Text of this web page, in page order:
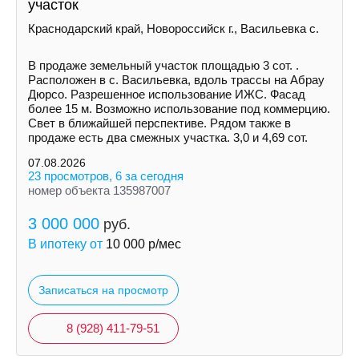
участок
Краснодарский край, Новороссийск г., Васильевка с.
В продаже земельный участок площадью 3 сот. .
Расположен в с. Васильевка, вдоль трассы на Абрау
Дюрсо. Разрешенное использование ИЖС. Фасад
более 15 м. Возможно использование под коммерцию.
Свет в ближайшей перспективе. Рядом также в
продаже есть два смежных участка. 3,0 и 4,69 сот.
07.08.2026
23 просмотров, 6 за сегодня
номер объекта 135987007
3 000 000 руб.
В ипотеку от 10 000 р/мес
Записаться на просмотр
8 (928) 411-79-51